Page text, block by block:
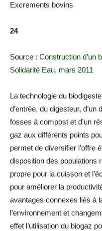
Excrements bovins
24
Source : Construction d’un
Solidarité Eau, mars 2011
La technologie du
d’entrée, du digesteur,
fosses à compost et d’un
gaz aux différents points
permet de diversifier l’offre
disposition des populations
propre pour la cuisson et
pour améliorer la
avantages connexes liés à
l’environnement et
effet l’utilisation du biogaz